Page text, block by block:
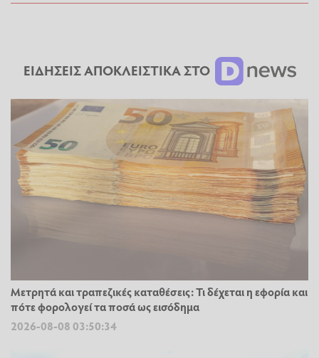
ΕΙΔΗΣΕΙΣ ΑΠΟΚΛΕΙΣΤΙΚΑ ΣΤΟ
Μετρητά και τραπεζικές καταθέσεις: Τι δέχεται η εφορία και
πότε φορολογεί τα ποσά ως εισόδημα
2026-08-08 03:50:34